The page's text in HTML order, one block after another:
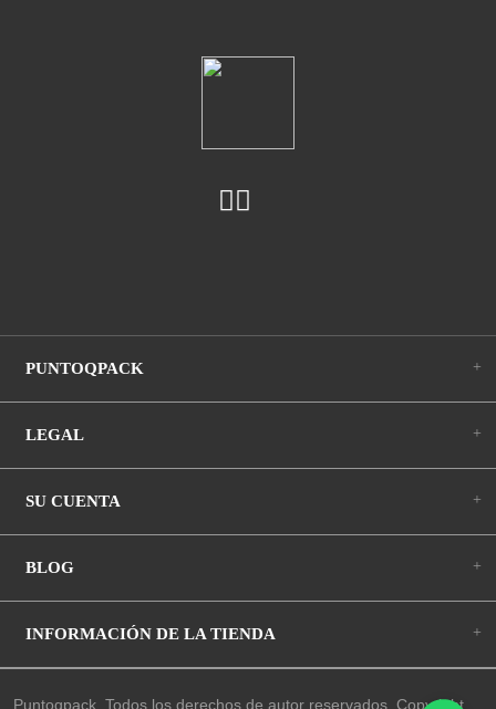
PUNTOQPACK +
LEGAL +
SU CUENTA +
BLOG +
INFORMACIÓN DE LA TIENDA +
Puntoqpack. Todos los derechos de autor reservados. Copyright